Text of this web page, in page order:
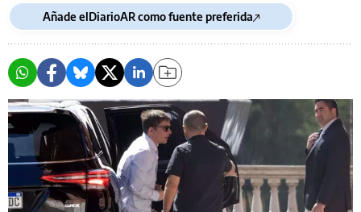
Añade elDiarioAR como fuente preferida